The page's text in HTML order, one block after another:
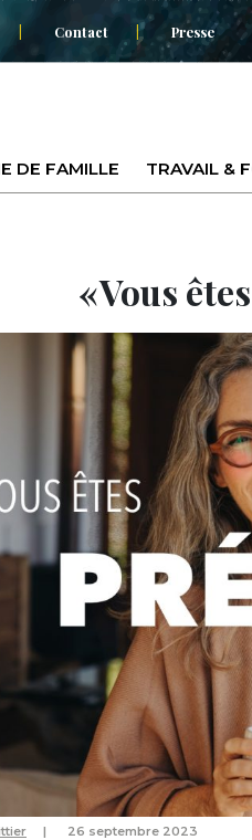
Contact Presse
DE FAMILLE TRAVAIL &
« Vous
26 septembre 2023